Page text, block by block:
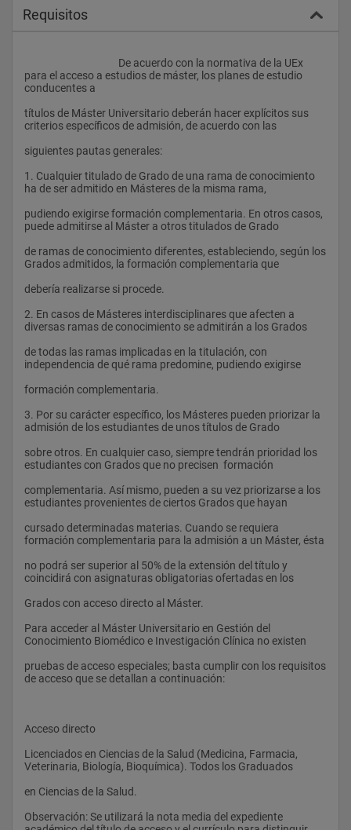
Prácticas, especialidad en investigación clínica
Prácticas, especialidad en Gestión del Conocimiento
Biomédico
Trabajo de Fin de Máster, especialidad en Investigación clínica
Trabajo Fin de Máster, especialidad en Gestión del
conocimiento Biomédico
El alumno realizará las prácticas y el trabajo fin de máster
según la
especialidad del mismo por la que haya optado.
Requisitos
para el acceso a estudios de máster, los planes de estudio
conducentes a
títulos de Máster Universitario deberán hacer explícitos sus
criterios específicos de admisión, de acuerdo con las
siguientes pautas generales:
1. Cualquier titulado de Grado de una rama de conocimiento
ha de ser admitido en Másteres de la misma rama,
pudiendo exigirse formación complementaria. En otros casos,
puede admitirse al Máster a otros titulados de Grado
de ramas de conocimiento diferentes, estableciendo, según los
Grados admitidos, la formación complementaria que
debería realizarse si procede.
2. En casos de Másteres interdisciplinares que afecten a
diversas ramas de conocimiento se admitirán a los Grados
de todas las ramas implicadas en la titulación, con
independencia de qué rama predomine, pudiendo exigirse
formación complementaria.
3. Por su carácter específico, los Másteres pueden priorizar la
admisión de los estudiantes de unos títulos de Grado
sobre otros. En cualquier caso, siempre tendrán prioridad los
estudiantes con Grados que no precisen  formación
complementaria. Así mismo, pueden a su vez priorizarse a los
estudiantes provenientes de ciertos Grados que hayan
cursado determinadas materias. Cuando se requiera
formación complementaria para la admisión a un Máster, ésta
no podrá ser superior al 50% de la extensión del título y
coincidirá con asignaturas obligatorias ofertadas en los
Grados con acceso directo al Máster.
Para acceder al Máster Universitario en Gestión del
Conocimiento Biomédico e Investigación Clínica no existen
pruebas de acceso especiales; basta cumplir con los requisitos
de acceso que se detallan a continuación:
Acceso directo
Licenciados en Ciencias de la Salud (Medicina, Farmacia,
Veterinaria, Biología, Bioquímica). Todos los Graduados
en Ciencias de la Salud.
Observación: Se utilizará la nota media del expediente